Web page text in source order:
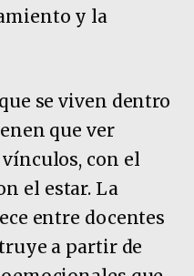
y la
se viven dentro
que ver
con el
el estar. La
entre docentes
a partir de